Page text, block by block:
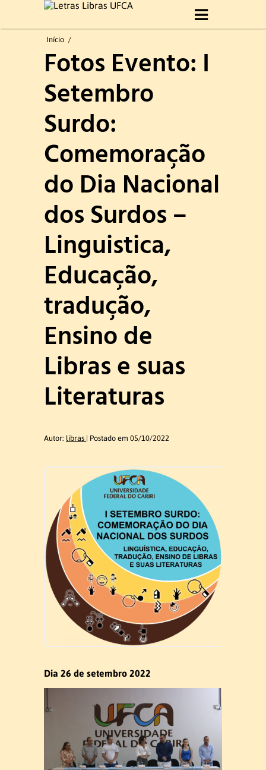
Sobre Curso
Histórico
Objetivo do Curso
Perfil profissional
Formatura 2019.1
Gestão do curso
Coordenação e Comissão
Ex-coordenadores
Colegiado do Curso
Núcleo Docente Estruturante
Linguística da Libras
Ex – Docentes e Ex – Técnico
Administrativo
Acadêmica
Estrutura Curricular
Matriz Curricular
Disciplinas 2026.2
Atividades Complementares
Trabalho de Conclusão de Curso
Início /
Fotos Evento: I
Setembro
Surdo:
Comemoração
do Dia Nacional
dos Surdos –
Linguistica,
Educação,
tradução,
Ensino de
Libras e suas
Literaturas
Autor: libras Postado em 05/10/2022
Dia 26 de setembro 2022